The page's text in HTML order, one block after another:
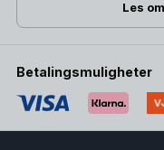
Les
Betalingsmuligheter